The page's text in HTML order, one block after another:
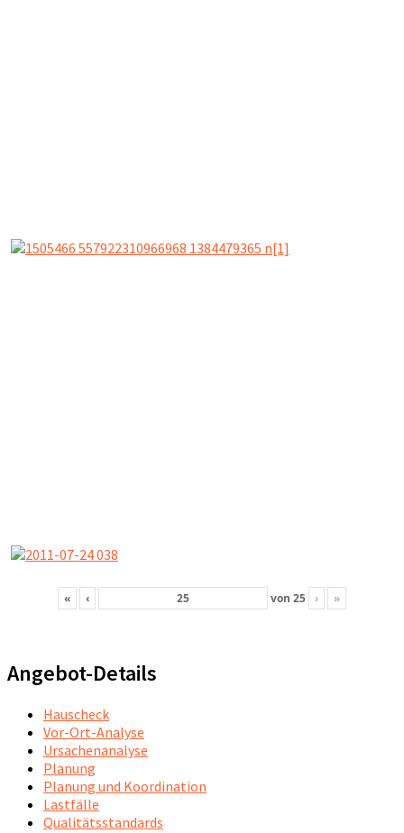
« ‹ von 25 › »
Angebot-Details
Hauscheck
Vor-Ort-Analyse
Ursachenanalyse
Planung
Planung und Koordination
Lastfälle
Qualitätsstandards